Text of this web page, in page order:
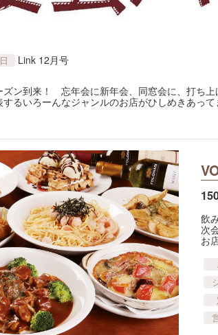
Link 12月号
ズン到来！ 忘年会に新年会、同窓会に、打ち
するいろーんなジャンルのお店がひしめきあ
飲
次
お